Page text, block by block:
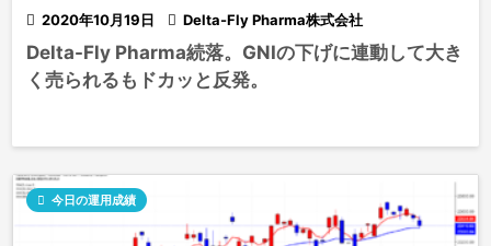
 2020年10月19日  Delta-Fly Pharma株式会社
Delta-Fly Pharma続落。GNIの下げに連動して大き
く売られるもドカッと反発。
 今日の運用成績